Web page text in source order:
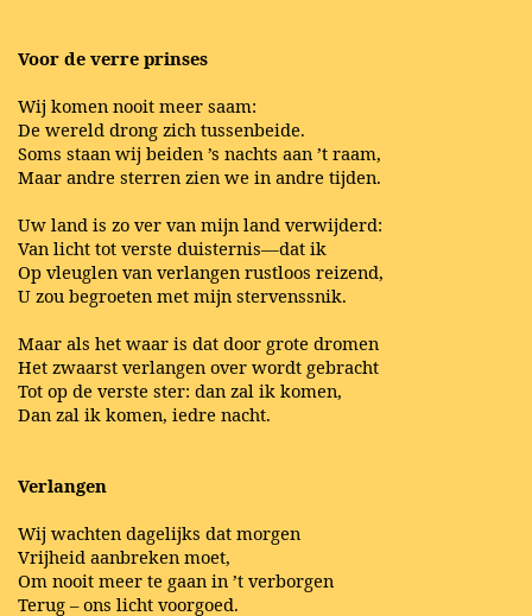
Voor de verre prinses
Wij komen nooit meer saam:
De wereld drong zich tussenbeide.
Soms staan wij beiden ’s nachts aan ’t raam,
Maar andre sterren zien we in andre tijden.
Uw land is zo ver van mijn land verwijderd:
Van licht tot verste duisternis—dat ik
Op vleuglen van verlangen rustloos reizend,
U zou begroeten met mijn stervenssnik.
Maar als het waar is dat door grote dromen
Het zwaarst verlangen over wordt gebracht
Tot op de verste ster: dan zal ik komen,
Dan zal ik komen, iedre nacht.
Verlangen
Wij wachten dagelijks dat morgen
Vrijheid aanbreken moet,
Om nooit meer te gaan in ’t verborgen
Terug – ons licht voorgoed.